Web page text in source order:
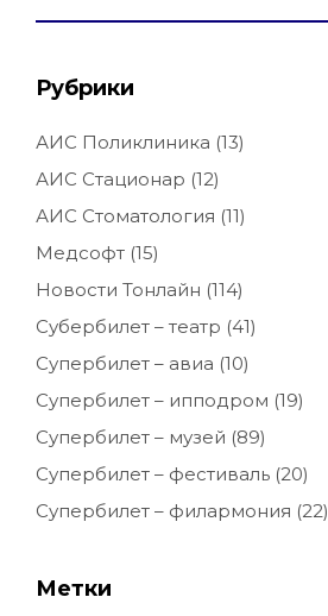
Рубрики
АИС Поликлиника (13)
АИС Стационар (12)
АИС Стоматология (11)
Медсофт (15)
Новости Тонлайн (114)
Субербилет – театр (41)
Супербилет – авиа (10)
Супербилет – ипподром (19)
Супербилет – музей (89)
Супербилет – фестиваль (20)
Супербилет – филармония (22)
Метки